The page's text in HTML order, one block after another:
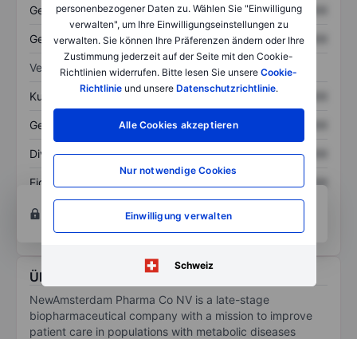
personenbezogener Daten zu. Wählen Sie "Einwilligung
verwalten", um Ihre Einwilligungseinstellungen zu
verwalten. Sie können Ihre Präferenzen ändern oder Ihre
Zustimmung jederzeit auf der Seite mit den Cookie-
Richtlinien widerrufen. Bitte lesen Sie unsere Cookie-
Richtlinieund unsere Datenschutzrichtlinie.
Alle Cookies akzeptieren
Nur notwendige Cookies
Einwilligung verwalten
Schweiz
Gesamtvermögen XXXXXXX XXXXXXX
Gesamtschulden XXXXXXX XXXXXXX
Verhältnisse
Kurs/Umsatz XXXXXXX XXXXXXX
Gewinn je Aktie XXXXXXX
Dividende je Aktie XXXXXXX XXXXXXX
Eigenkapitalrendite
XXXXXXX
Konto eröffnen
und Analyse-Tools zu erhalten.
Über NewAmsterdam Pharma Company N.V.
NewAmsterdam Pharma Co NV is a late-stage
biopharmaceutical company with a mission to improve
patient care in populations with metabolic diseases